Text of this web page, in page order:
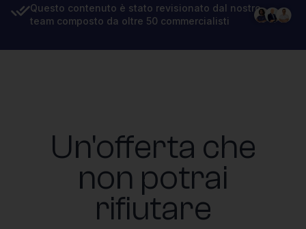
Questo contenuto è stato revisionato dal nostro
team composto da oltre 50 commercialisti
Un'offerta che
non potrai
rifiutare